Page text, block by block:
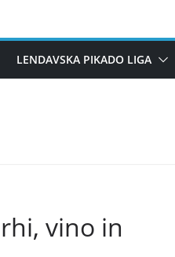
LENDAVSKA PIKADO LIGA
vino in